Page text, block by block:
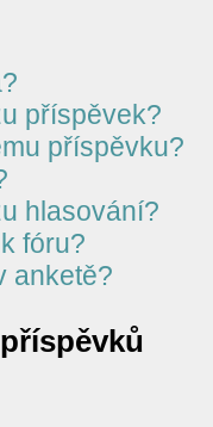
příspěvek?
příspěvku?
hlasování?
fóru?
anketě?